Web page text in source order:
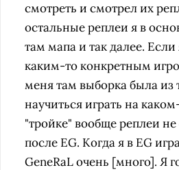
смотреть и смотрел их
остальные реплеи я в
там мапа и так далее.
каким-то конкретным
меня там выборка была из
научиться играть на
"тройке" вообще реплеи не
после EG. Когда я в EG
GeneRaL очень [много]. Я